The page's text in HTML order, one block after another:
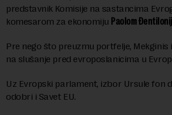
predstavnik Komisije na sastancima
komesarom za ekonomiju Paolom
Pre nego što preuzmu portfelje, Mekginis
na slušanje pred evroposlanicima u
Uz Evropski parlament, izbor Ursule fon
odobri i Savet EU.